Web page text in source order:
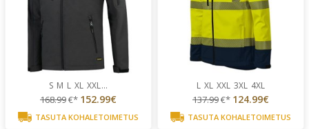
S M L XL XXL...
168.99€* 152.99€
TASUTA KOHALETOIMETUS
L XL XXL 3XL 4XL
137.99€* 124.99€
TASUTA KOHALETOIMETUS